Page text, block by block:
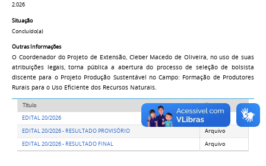
2.026
Situação
Concluído(a)
Outras Informações
O Coordenador do Projeto de Extensão, Cleber Macedo de Oliveira, no uso de suas
atribuições legais, torna pública a abertura do processo de seleção de bolsista
discente para o Projeto Produção Sustentável no Campo: Formação de Produtores
Rurais para o Uso Eficiente dos Recursos Naturais.
Título
Tipo
EDITAL 20/2026
EDITAL 20/2026 - RESULTADO PROVISÓRIO
Arquivo
EDITAL 20/2026 - RESULTADO FINAL
Arquivo